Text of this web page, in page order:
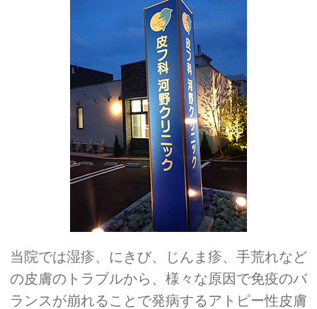
当院では湿疹、にきび、じんま疹、手荒れなど
の皮膚のトラブルから、様々な原因で免疫のバ
ランスが崩れることで発病するアトピー性皮膚